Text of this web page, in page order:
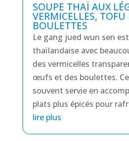
SOUPE THAÏ AUX
VERMICELLES, TOFU
BOULETTES
Le gang jued wun sen
thaïlandaise avec
des vermicelles
œufs et des boulettes.
souvent servie en
plats plus épicés pour
lire plus